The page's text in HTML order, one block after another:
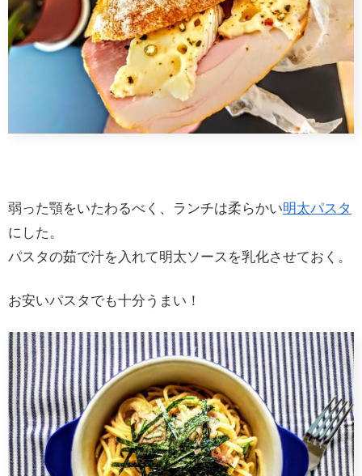
弱った顎をいたわるべく、ランチは柔らかい明太パスタ
にした。
パスタの茹で汁を入れて明太ソースを乳化させておく。
お安いパスタでも十分うまい！